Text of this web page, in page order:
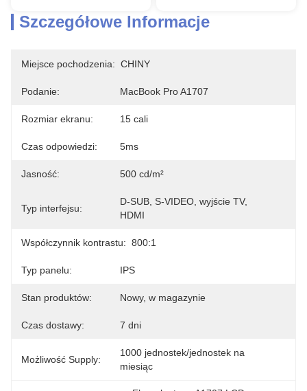
Szczegółowe Informacje
Miejsce pochodzenia: CHINY
Podanie: MacBook Pro A1707
Rozmiar ekranu: 15 cali
Czas odpowiedzi: 5ms
Jasność: 500 cd/m²
Typ interfejsu:
D-SUB, S-VIDEO, wyjście TV,
HDMI
Współczynnik kontrastu: 800:1
Typ panelu: IPS
Stan produktów: Nowy, w magazynie
Czas dostawy: 7 dni
Możliwość Supply:
1000 jednostek/jednostek na
miesiąc